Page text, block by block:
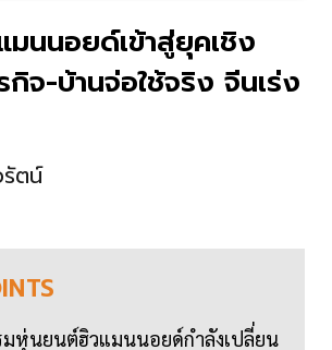
นนอยด์เข้าสู่ยุคเชิง
จ-บ้านจ่อใช้จริง จีนเร่ง
รัตน์
หุ่นยนต์ฮิวแมนนอยด์กำลังเปลี่ยน